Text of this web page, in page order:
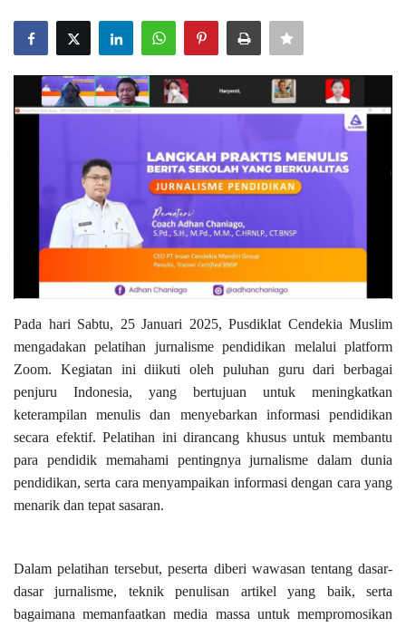
Berita
Program Training
Kerjasama
E-Learning
Pada hari Sabtu, 25 Januari 2025, Pusdiklat Cendekia Muslim
mengadakan pelatihan jurnalisme pendidikan melalui platform
Zoom. Kegiatan ini diikuti oleh puluhan guru dari berbagai
penjuru Indonesia, yang bertujuan untuk meningkatkan
keterampilan menulis dan menyebarkan informasi pendidikan
secara efektif. Pelatihan ini dirancang khusus untuk membantu
para pendidik memahami pentingnya jurnalisme dalam dunia
pendidikan, serta cara menyampaikan informasi dengan cara yang
menarik dan tepat sasaran.
Dalam pelatihan tersebut, peserta diberi wawasan tentang dasar-
dasar jurnalisme, teknik penulisan artikel yang baik, serta
bagaimana memanfaatkan media massa untuk mempromosikan